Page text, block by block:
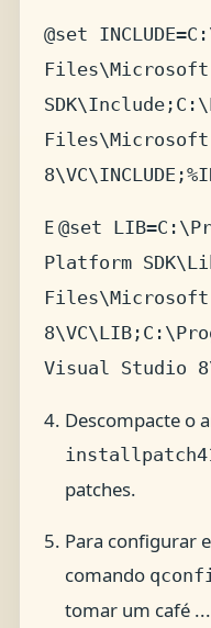
@set
E @set
Platform
Visual Studio
Descompacte o
patches.
Para configurar
comando
tomar um café